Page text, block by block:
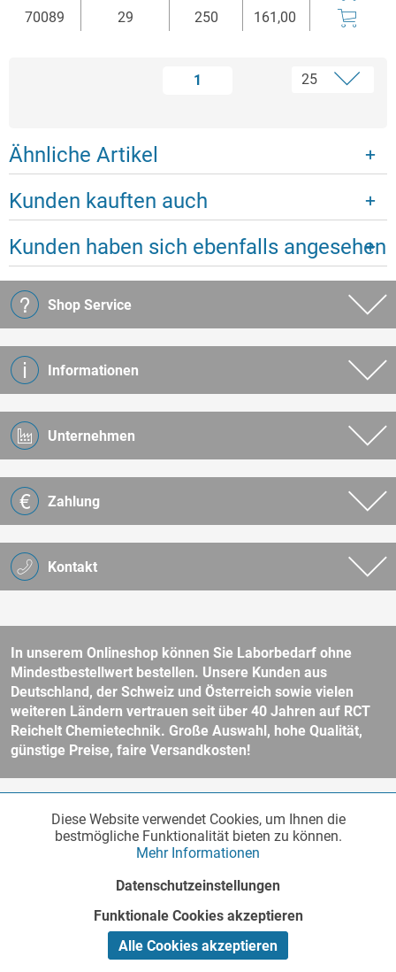
70089
29 250 161,00
1
Ähnliche Artikel
Kunden kauften auch
Kunden haben sich ebenfalls angesehen
Kontakt
Shop Service
Informationen
Unternehmen
Zahlung
In unserem Onlineshop können Sie Laborbedarf ohne
Mindestbestellwert bestellen. Unsere Kunden aus
Deutschland, der Schweiz und Österreich sowie vielen
weiteren Ländern vertrauen seit über 40 Jahren auf RCT
Reichelt Chemietechnik. Große Auswahl, hohe Qualität,
günstige Preise, faire Versandkosten!
und ggf. Nachnahmegebühren, wenn nicht anders beschrieben.
Unser Webshop richtet sich an Unternehmer, öffentliche Institute und
andere gewerbliche Kunden im Sinne des § 14 BGB. Kein Verkauf an
für weitere Informationen.
Funktionale Aktiv
Inaktiv
Diese Website verwendet Cookies, um Ihnen die
bestmögliche Funktionalität bieten zu können.
Mehr Informationen
Datenschutzeinstellungen
Funktionale Cookies akzeptieren
Alle Cookies akzeptieren